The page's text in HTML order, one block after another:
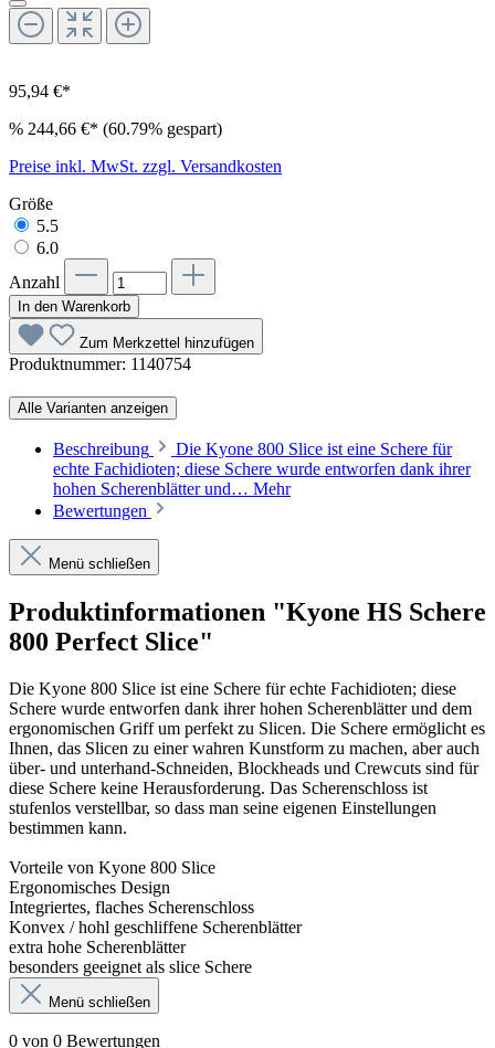
95,94 €*
% 244,66 €* (60.79% gespart)
Preise inkl. MwSt. zzgl. Versandkosten
Größe
5.5
6.0
Anzahl
In den Warenkorb
Zum Merkzettel hinzufügen
Produktnummer: 1140754
Alle Varianten anzeigen
Beschreibung
Die Kyone 800 Slice ist eine Schere für
echte Fachidioten; diese Schere wurde entworfen dank ihrer
hohen Scherenblätter und… Mehr
Bewertungen
Menü schließen
Produktinformationen "Kyone HS Schere
800 Perfect Slice"
Die Kyone 800 Slice ist eine Schere für echte Fachidioten; diese
Schere wurde entworfen dank ihrer hohen Scherenblätter und dem
ergonomischen Griff um perfekt zu Slicen. Die Schere ermöglicht es
Ihnen, das Slicen zu einer wahren Kunstform zu machen, aber auch
über- und unterhand-Schneiden, Blockheads und Crewcuts sind für
diese Schere keine Herausforderung. Das Scherenschloss ist
stufenlos verstellbar, so dass man seine eigenen Einstellungen
bestimmen kann.
Vorteile von Kyone 800 Slice
Ergonomisches Design
Integriertes, flaches Scherenschloss
Konvex / hohl geschliffene Scherenblätter
extra hohe Scherenblätter
besonders geeignet als slice Schere
Menü schließen
0 von 0 Bewertungen